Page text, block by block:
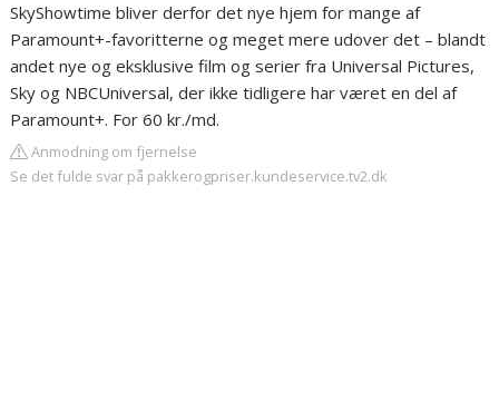
SkyShowtime bliver derfor det nye hjem for mange af
Paramount+-favoritterne og meget mere udover det – blandt
andet nye og eksklusive film og serier fra Universal Pictures,
Sky og NBCUniversal, der ikke tidligere har været en del af
Paramount+. For 60 kr./md.
Anmodning om fjernelse
Se det fulde svar på pakkerogpriser.kundeservice.tv2.dk